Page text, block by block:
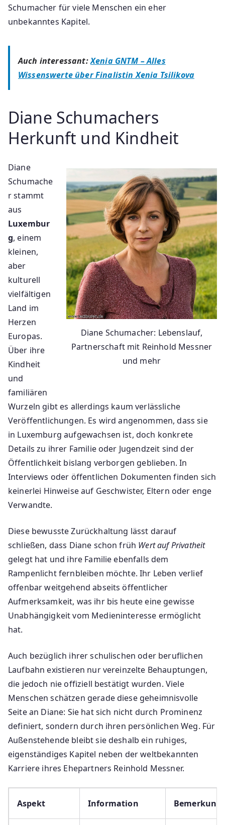
Schumacher für viele Menschen ein eher
unbekanntes Kapitel.
Auch interessant:Xenia GNTM – Alles
Wissenswerte über Finalistin Xenia Tsilikova
Diane Schumachers
Herkunft und Kindheit
Diane Schumacher: Lebenslauf,
Partnerschaft mit Reinhold Messner
und mehr
Diane
Schumache
r stammt
aus
Luxembur
g, einem
kleinen,
aber
kulturell
vielfältigen
Land im
Herzen
Europas.
Über ihre
Kindheit
und
familiären
Wurzeln gibt es allerdings kaum verlässliche
Veröffentlichungen. Es wird angenommen, dass sie
in Luxemburg aufgewachsen ist, doch konkrete
Details zu ihrer Familie oder Jugendzeit sind der
Öffentlichkeit bislang verborgen geblieben. In
Interviews oder öffentlichen Dokumenten finden sich
keinerlei Hinweise auf Geschwister, Eltern oder enge
Verwandte.
Diese bewusste Zurückhaltung lässt darauf
schließen, dass Diane schon früh Wert auf Privatheit
gelegt hat und ihre Familie ebenfalls dem
Rampenlicht fernbleiben möchte. Ihr Leben verlief
offenbar weitgehend abseits öffentlicher
Aufmerksamkeit, was ihr bis heute eine gewisse
Unabhängigkeit vom Medieninteresse ermöglicht
hat.
Auch bezüglich ihrer schulischen oder beruflichen
Laufbahn existieren nur vereinzelte Behauptungen,
die jedoch nie offiziell bestätigt wurden. Viele
Menschen schätzen gerade diese geheimnisvolle
Seite an Diane: Sie hat sich nicht durch Prominenz
definiert, sondern durch ihren persönlichen Weg. Für
Außenstehende bleibt sie deshalb ein ruhiges,
eigenständiges Kapitel neben der weltbekannten
Karriere ihres Ehepartners Reinhold Messner.
Aspekt Information Bemerkung